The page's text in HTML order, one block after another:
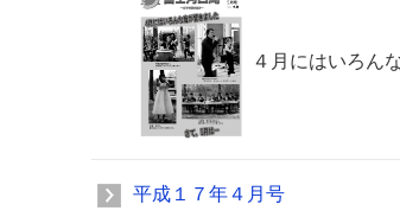
４月にはいろん
平成１７年４月号